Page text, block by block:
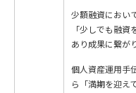
少額融資におい
「少しでも融
あり成果に繋が
個人資産運用手
ら「満期を迎え